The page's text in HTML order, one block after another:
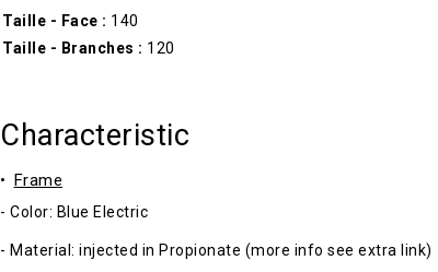
Taille - Face : 140
Taille - Branches : 120
Characteristic
Frame
- Color: Blue Electric
- Material: injected in Propionate (more info see extra link)